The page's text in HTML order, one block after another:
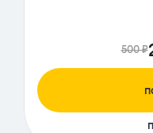
500 ₽